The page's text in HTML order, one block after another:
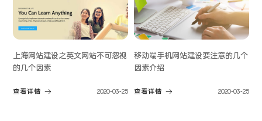
上海网站建设之英文网站不可忽视
的几个因素
查看详情 2020-03-25
移动端手机网站建设要注意的几个
因素介绍
查看详情 2020-03-25